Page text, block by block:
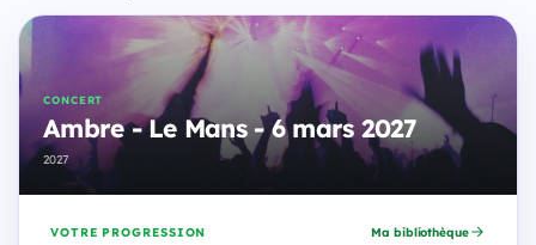
CONCERT
Ambre - Le Mans - 6 mars 2027
2027
VOTRE PROGRESSION Ma bibliothèque